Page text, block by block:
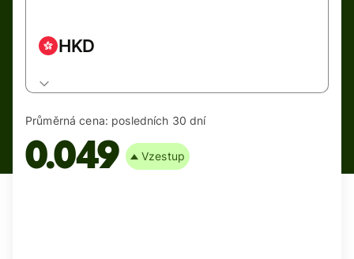
HKD
Průměrná cena: posledních 30 dní
0.049 Vzestup